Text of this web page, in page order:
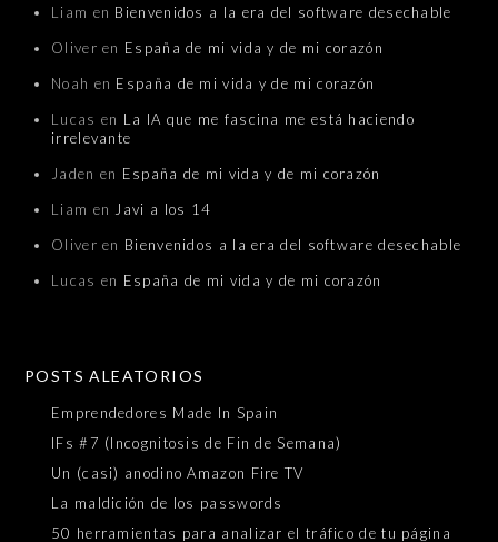
Liam en Bienvenidos a la era del software desechable
Oliver en España de mi vida y de mi corazón
Noah en España de mi vida y de mi corazón
Lucas en La IA que me fascina me está haciendo
irrelevante
Jaden en España de mi vida y de mi corazón
Liam en Javi a los 14
Oliver en Bienvenidos a la era del software desechable
Lucas en España de mi vida y de mi corazón
POSTS ALEATORIOS
Emprendedores Made In Spain
IFs #7 (Incognitosis de Fin de Semana)
Un (casi) anodino Amazon Fire TV
La maldición de los passwords
50 herramientas para analizar el tráfico de tu página